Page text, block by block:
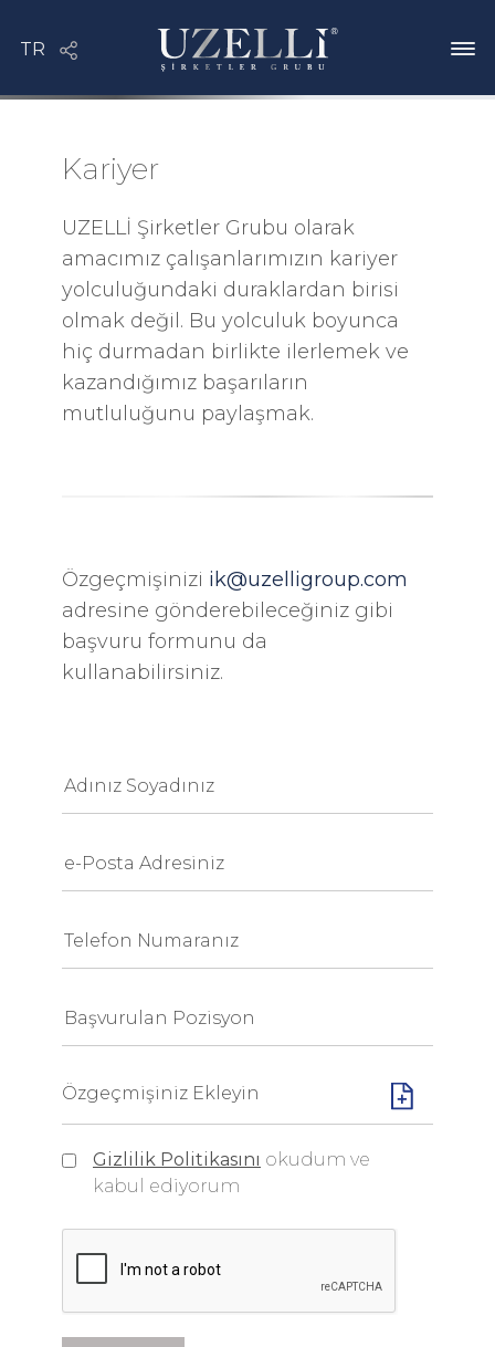
Kariyer
UZELLİ Şirketler Grubu olarak
amacımız çalışanlarımızın kariyer
yolculuğundaki duraklardan birisi
olmak değil. Bu yolculuk boyunca
hiç durmadan birlikte ilerlemek ve
kazandığımız başarıların
mutluluğunu paylaşmak.
Özgeçmişinizi ik@uzelligroup.com
adresine gönderebileceğiniz gibi
başvuru formunu da
kullanabilirsiniz.
Özgeçmişiniz Ekleyin
Gizlilik Politikasını okudum ve
kabul ediyorum